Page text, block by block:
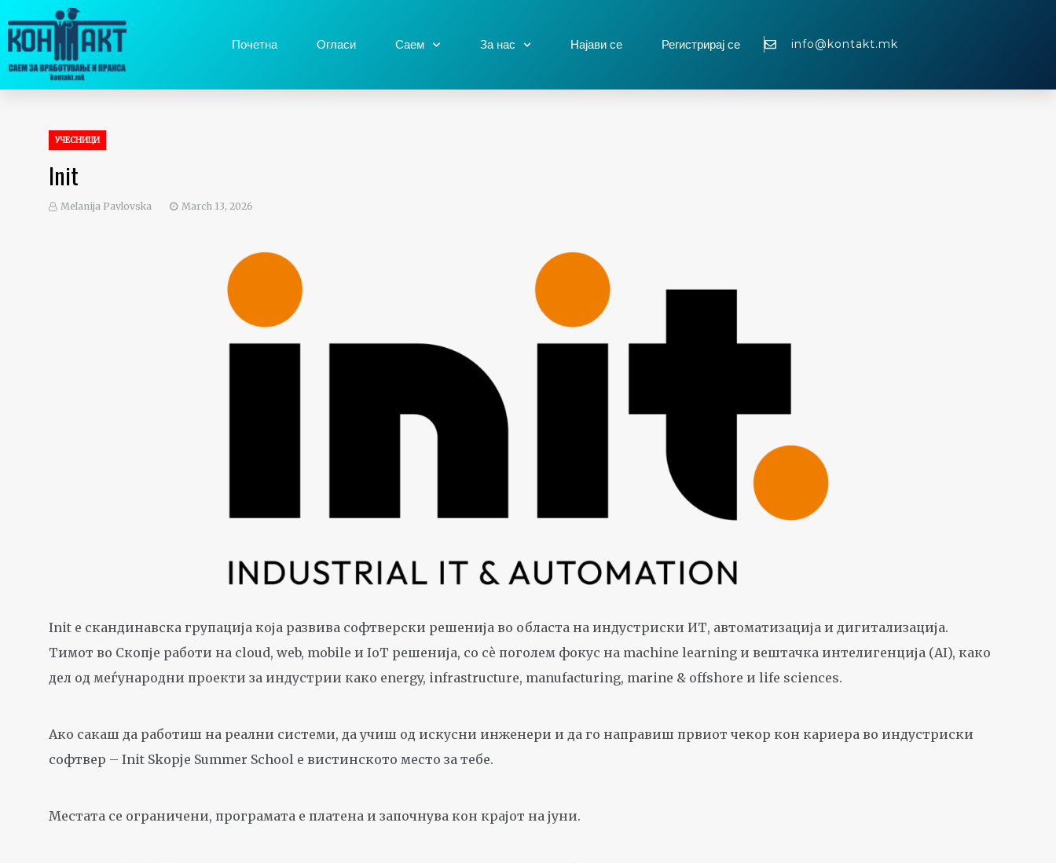
Почетна Огласи Саем За нас Најави се Регистрирај се info@kontakt.mk
УЧЕСНИЦИ
Init
Melanija Pavlovska March 13, 2026
Init е скандинавска групација која развива софтверски решенија во областа на индустриски ИТ, автоматизација и дигитализација.
Тимот во Скопје работи на cloud, web, mobile и IoT решенија, со сè поголем фокус на machine learning и вештачка интелигенција (AI), како
дел од меѓународни проекти за индустрии како energy, infrastructure, manufacturing, marine & offshore и life sciences.
Ако сакаш да работиш на реални системи, да учиш од искусни инженери и да го направиш првиот чекор кон кариера во индустриски
софтвер – Init Skopje Summer School е вистинското место за тебе.
Местата се ограничени, програмата е платена и започнува кон крајот на јуни.